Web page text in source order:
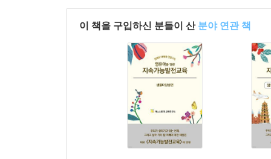
이 책을 구입하신 분들이 산 분야 연관 책